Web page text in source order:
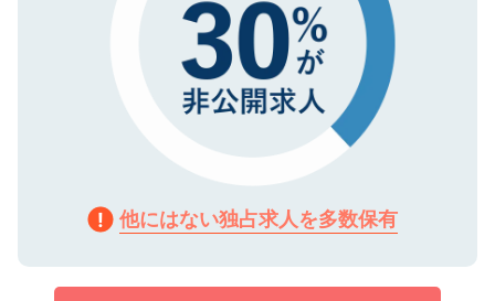
他にはない独占求人を多数保有